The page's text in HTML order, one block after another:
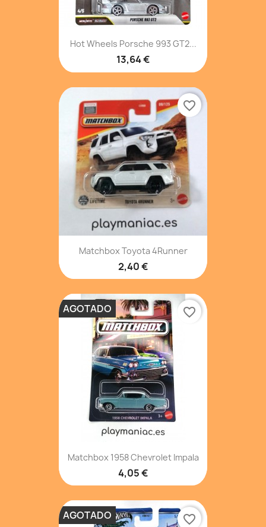
Hot Wheels Porsche 993 GT2...
13,64 €
Matchbox Toyota 4Runner
2,40 €
favorite_border
Matchbox 1958 Chevrolet Impala
4,05 €
AGOTADO favorite_border
AGOTADO favorite_border